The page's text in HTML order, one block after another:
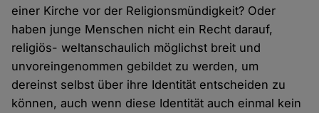
einer Kirche vor der Religionsmündigkeit? Oder
haben junge Menschen nicht ein Recht darauf,
religiös- weltanschaulich möglichst breit und
unvoreingenommen gebildet zu werden, um
dereinst selbst über ihre Identität entscheiden zu
können, auch wenn diese Identität auch einmal kein